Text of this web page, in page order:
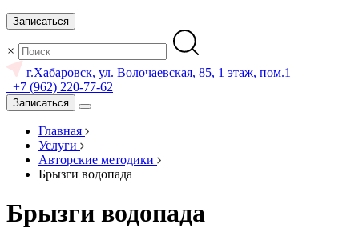
Записаться
×
г.Хабаровск, ул. Волочаевская, 85, 1 этаж, пом.1
+7 (962) 220-77-62
Записаться
Главная
Услуги
Авторские методики
Брызги водопада
Брызги водопада